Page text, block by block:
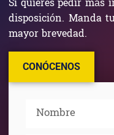
Si quieres pedir más
disposición. Manda
mayor brevedad.
CONÓCENOS